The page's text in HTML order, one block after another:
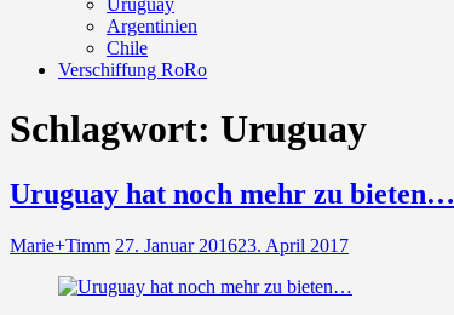
Argentinien
Chile
Verschiffung RoRo
Schlagwort: Uruguay
Uruguay hat noch mehr zu bieten…
Marie+Timm 27. Januar 201623. April 2017